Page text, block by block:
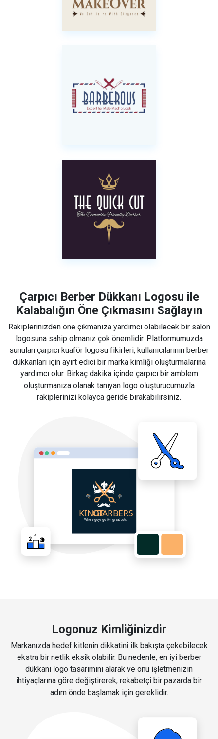
Çarpıcı Berber Dükkanı Logosu ile
Kalabalığın Öne Çıkmasını Sağlayın
Rakiplerinizden öne çıkmanıza yardımcı olabilecek bir salon
logosuna sahip olmanız çok önemlidir. Platformumuzda
sunulan çarpıcı kuaför logosu fikirleri, kullanıcılarının berber
dükkanları için ayırt edici bir marka kimliği oluşturmalarına
yardımcı olur. Birkaç dakika içinde çarpıcı bir amblem
oluşturmanıza olanak tanıyan logo oluşturucumuzla
rakiplerinizi kolayca geride bırakabilirsiniz.
Logonuz Kimliğinizdir
Markanızda hedef kitlenin dikkatini ilk bakışta çekebilecek
ekstra bir netlik eksik olabilir. Bu nedenle, en iyi berber
dükkanı logo tasarımını alarak ve onu işletmenizin
ihtiyaçlarına göre değiştirerek, rekabetçi bir pazarda bir
adım önde başlamak için gereklidir.